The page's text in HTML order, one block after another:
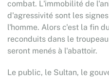
combat. L'immobilité de
d'agressivité sont les
l'homme. Alors c'est la fin
reconduits dans le
seront menés à l'abattoir.
Le public, le Sultan, le